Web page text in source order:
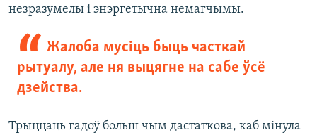
незразумелы і энэргетычна немагчымы.
Жалоба мусіць быць часткай
рытуалу, але ня выцягне на сабе ўсё
дзейства.
Трыццаць гадоў больш чым дастаткова, каб мінула